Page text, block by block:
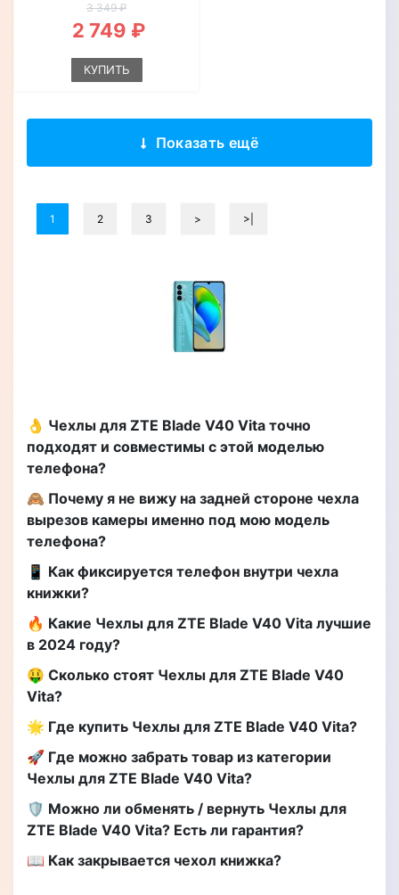
3 349 ₽
2 749 ₽
КУПИТЬ
Показать ещё
1 2 3 > >|
👌 Чехлы для ZTE Blade V40 Vita точно
подходят и совместимы с этой моделью
телефона?
🙈 Почему я не вижу на задней стороне чехла
вырезов камеры именно под мою модель
телефона?
📱 Как фиксируется телефон внутри чехла
книжки?
🔥 Какие Чехлы для ZTE Blade V40 Vita лучшие
в 2024 году?
🤑 Сколько стоят Чехлы для ZTE Blade V40
Vita?
🌟 Где купить Чехлы для ZTE Blade V40 Vita?
🚀 Где можно забрать товар из категории
Чехлы для ZTE Blade V40 Vita?
🛡️ Можно ли обменять / вернуть Чехлы для
ZTE Blade V40 Vita? Есть ли гарантия?
📖 Как закрывается чехол книжка?